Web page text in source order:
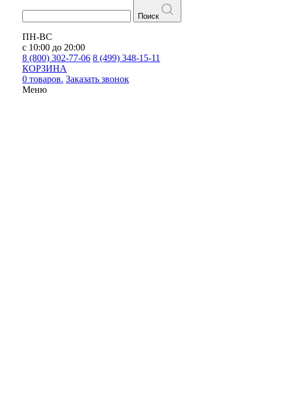
Поиск
ПН-ВС
с 10:00 до 20:00
8 (800) 302-77-06 8 (499) 348-15-11
КОРЗИНА
0 товаров. Заказать звонок
Меню